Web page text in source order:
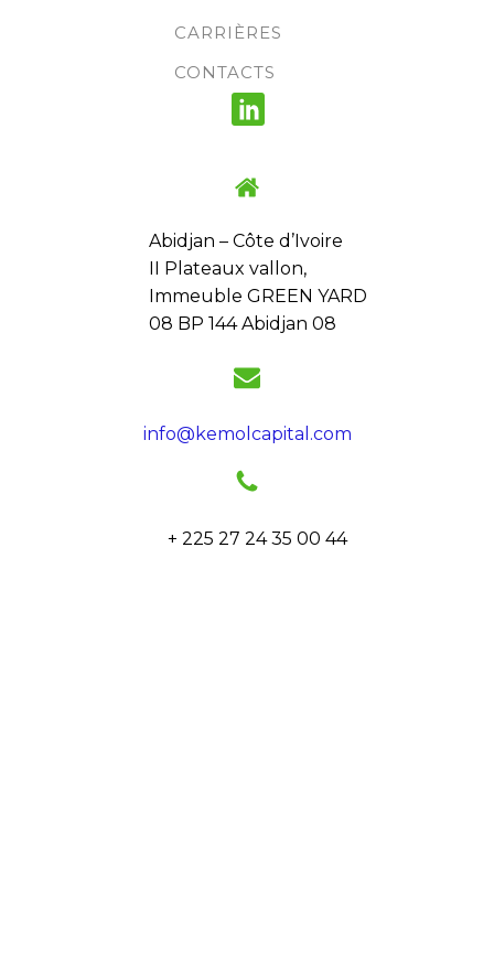
CARRIÈRES
CONTACTS
Abidjan – Côte d’Ivoire
II Plateaux vallon,
Immeuble GREEN YARD
08 BP 144 Abidjan 08
info@kemolcapital.com
+ 225 27 24 35 00 44